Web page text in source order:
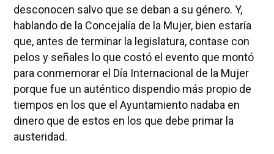
desconocen salvo que se deban a su género. Y,
hablando de la Concejalía de la Mujer, bien estaría
que, antes de terminar la legislatura, contase con
pelos y señales lo que costó el evento que montó
para conmemorar el Día Internacional de la Mujer
porque fue un auténtico dispendio más propio de
tiempos en los que el Ayuntamiento nadaba en
dinero que de estos en los que debe primar la
austeridad.